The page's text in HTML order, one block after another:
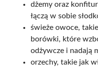
dżemy oraz
łączą w sobie
świeże owoce,
borówki, które
odżywcze i nadają
orzechy, takie jak